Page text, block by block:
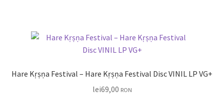
Hare Kṛṣṇa Festival – Hare Kṛṣṇa Festival Disc VINIL LP VG+
lei69,00 RON